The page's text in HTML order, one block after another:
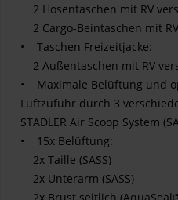
2 Hosentaschen mit RV
2 Cargo-Beintaschen mit
• Taschen Freizeitjacke:
2 Außentaschen mit RV
• Maximale Belüftung und
Luftzufuhr durch 3
STADLER Air Scoop System
• 15x Belüftung:
2x Taille (SASS)
2x Unterarm (SASS)